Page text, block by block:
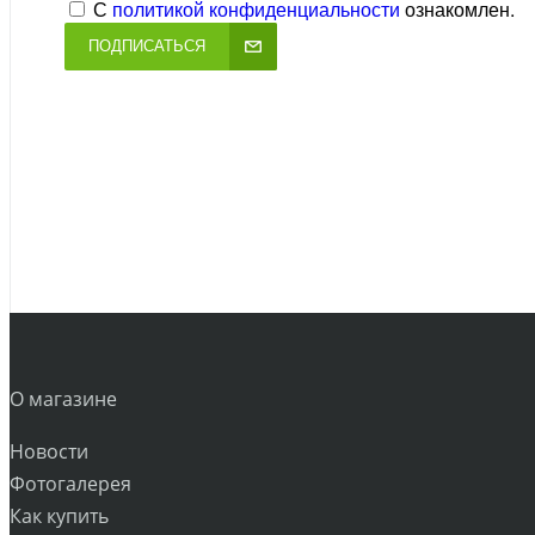
С политикой конфиденциальности ознакомлен.
ПОДПИСАТЬСЯ
О магазине
Новости
Фотогалерея
Как купить